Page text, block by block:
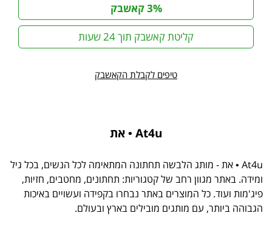
3% קאשבק
קליטת קאשבק תוך 24 שעות
טיפים לקבלת הקאשבק
At4u • את
At4u • את - מותג הלבשה תחתונה המתאימה לכל הנשים, בכל גיל
ומידה. באתר מגוון רחב של קטגוריות: תחתונים, מחטבים, חזיות,
פיג'מות ועוד. כל המוצרים באתר נבחרו בקפידה ועשויים באיכות
הגבוהה ביותר, עם מותגים מובילים בארץ ובעולם.